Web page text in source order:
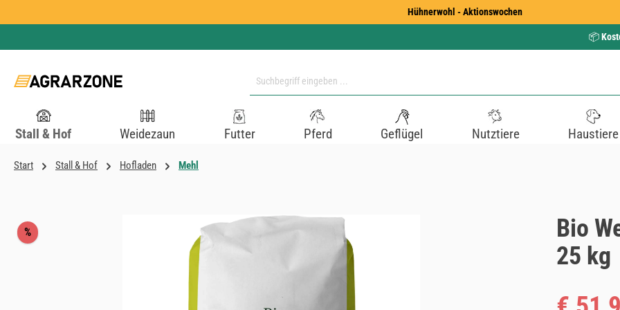
Hühnerwohl - Aktionswochen
📦
Stall & Hof Weidezaun Futter Pferd Geflügel Nutztiere Haustiere
Start Stall & Hof Hofladen Mehl
Bildergalerie überspringen
%Rabatt
Bio
25 kg
Verkaufspreis: